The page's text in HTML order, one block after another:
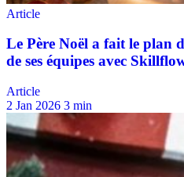
Article
2 Jan 2026 3 min